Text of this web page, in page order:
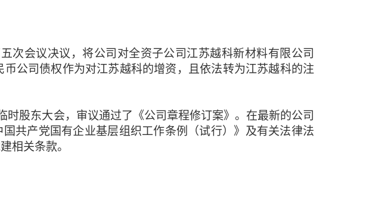
五次会议决议 ，将公司对全资子公司江苏越科新材料有限公司
币公司债权作为对江苏越科的增资，且依法转为江苏越科的注
时股东大会，审议通过了《公司章程修订案》。在最新的公司
共产党国有企业基层组织工作条例（试行）》及有关法律法
相关条款。